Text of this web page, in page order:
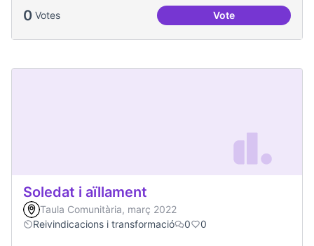
0 Votes VoteEmergència
Soledat i aïllament
Taula Comunitària, març 2022
Reivindicacions i transformació
0 0